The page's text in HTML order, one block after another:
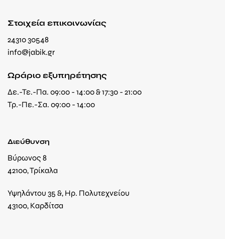
Στοιχεία επικοινωνίας
24310 30548
info@jabik.gr
Ωράριο εξυπηρέτησης
Δε.-Τε.-Πα. 09:00 - 14:00 & 17:30 - 21:00
Τρ.-Πε.-Σα. 09:00 - 14:00
Διεύθυνση
Βύρωνος 8
42100, Τρίκαλα
Υψηλάντου 35 &, Ηρ. Πολυτεχνείου
43100, Καρδίτσα